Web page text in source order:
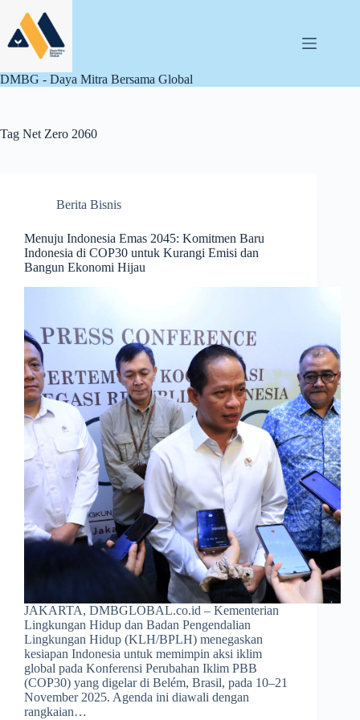
content
DMBG - Daya Mitra Bersama Global
Tag Net Zero 2060
Berita Bisnis
Menuju Indonesia Emas 2045: Komitmen Baru
Indonesia di COP30 untuk Kurangi Emisi dan
Bangun Ekonomi Hijau
JAKARTA, DMBGLOBAL.co.id – Kementerian
Lingkungan Hidup dan Badan Pengendalian
Lingkungan Hidup (KLH/BPLH) menegaskan
kesiapan Indonesia untuk memimpin aksi iklim
global pada Konferensi Perubahan Iklim PBB
(COP30) yang digelar di Belém, Brasil, pada 10–21
November 2025. Agenda ini diawali dengan
rangkaian…